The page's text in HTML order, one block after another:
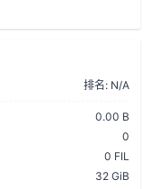
排名: N/A
0.00 B
0
0 FIL
32 GiB